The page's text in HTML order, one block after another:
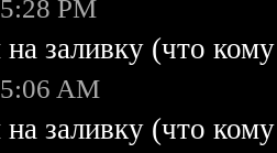
PM
заливку (что
AM
заливку (что